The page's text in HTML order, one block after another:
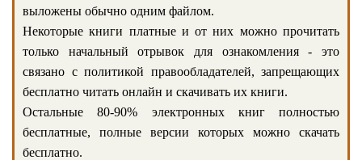
выложены обычно одним файлом.
Некоторые книги платные и от них можно прочитать
только начальный отрывок для ознакомления - это
связано с политикой правообладателей, запрещающих
бесплатно читать онлайн и скачивать их книги.
Остальные 80-90% электронных книг полностью
бесплатные, полные версии которых можно скачать
бесплатно.